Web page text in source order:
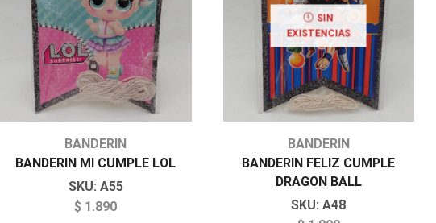
BANDERIN
BANDERIN MI CUMPLE LOL
SKU: A55
$ 1.890
SIN
EXISTENCIAS
BANDERIN
BANDERIN FELIZ CUMPLE
DRAGON BALL
SKU:A48